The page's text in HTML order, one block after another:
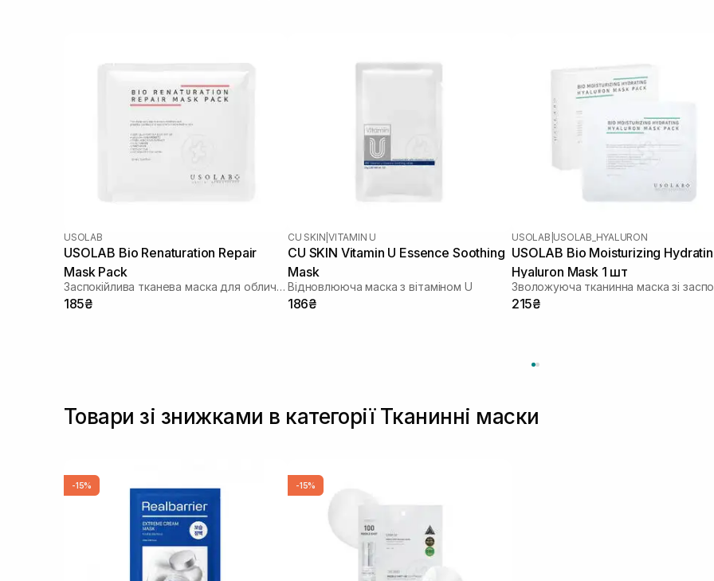
USOLAB
USOLAB Bio Renaturation Repair
Mask Pack
Заспокійлива тканева маска для обличчя
185₴
CU SKIN |VITAMIN U
CU SKIN Vitamin U Essence Soothing
Mask
Відновлююча маска з вітаміном U
186₴
USOLAB USOLAB_HYALURON
USOLAB Bio Moisturizing
Hyaluron Mask 1 шт
215₴
Товари зі знижками в категорії Тканинні маски
-15% -15%